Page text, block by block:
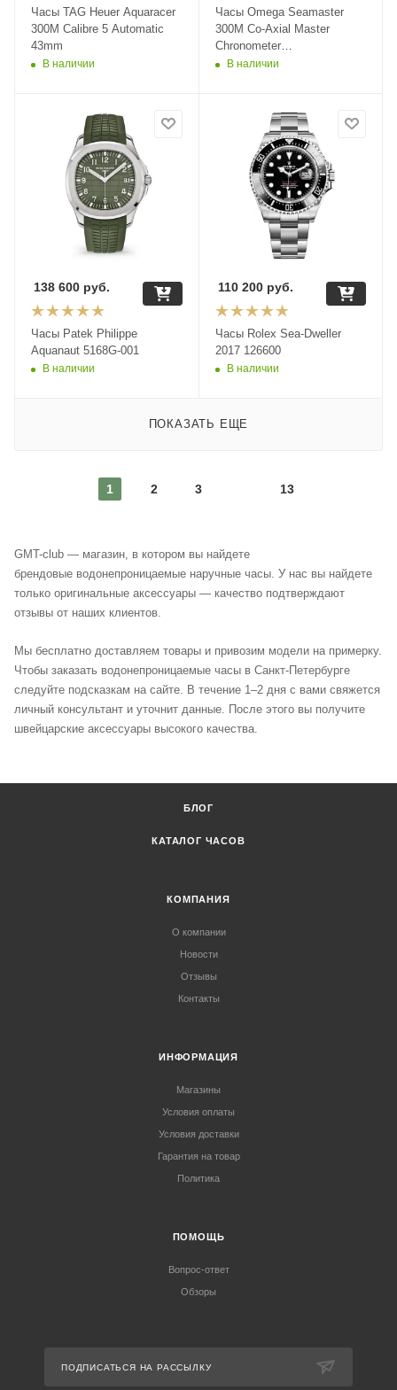
Часы TAG Heuer Aquaracer
300M Calibre 5 Automatic
43mm
В наличии
Часы Omega Seamaster
300M Co-Axial Master
Chronometer
210.22.42.20.03.001
В наличии
Часы Patek Philippe
Aquanaut 5168G-001
В наличии
138 600 руб.
Часы Rolex Sea-Dweller
2017 126600
В наличии
110 200руб.
ПОКАЗАТЬ ЕЩЕ
1 2 3 13
GMT-club — магазин, в котором вы найдете
брендовые водонепроницаемые наручные часы. У нас вы найдете
только оригинальные аксессуары — качество подтверждают
отзывы от наших клиентов.
Мы бесплатно доставляем товары и привозим модели на примерку.
Чтобы заказать водонепроницаемые часы в Санкт-Петербурге
следуйте подсказкам на сайте. В течение 1–2 дня с вами свяжется
личный консультант и уточнит данные. После этого вы получите
швейцарские аксессуары высокого качества.
БЛОГ
КАТАЛОГ ЧАСОВ
КОМПАНИЯ
О компании
Новости
Отзывы
Контакты
ИНФОРМАЦИЯ
Магазины
Условия оплаты
Условия доставки
Гарантия на товар
Политика
ПОМОЩЬ
Вопрос-ответ
Обзоры
ПОДПИСАТЬСЯ НА РАССЫЛКУ